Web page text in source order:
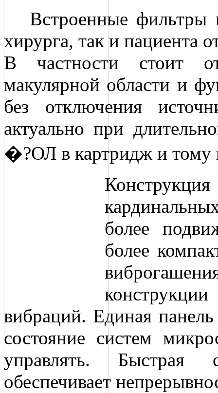
Встроенные фильтры
хирурга, так и пациента
В частности стоит
макулярной области и
без отключения
актуально при
�?ОЛ в картридж и тому
более
более
вибраций. Единая
состояние систем
управлять. Быстрая
обеспечивает